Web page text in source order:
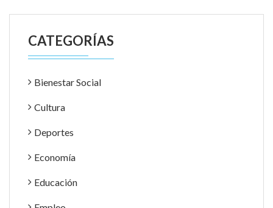
CATEGORÍAS
Bienestar Social
Cultura
Deportes
Economía
Educación